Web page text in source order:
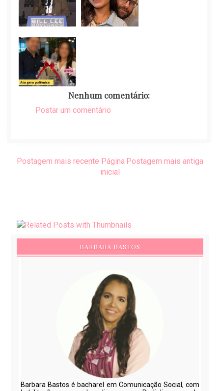
Nenhum comentário:
Postar um comentário
Postagem mais recente Postagem mais antiga
Página
inicial
BARBARA BASTOS
Barbara Bastos é bacharel em Comunicação Social, com